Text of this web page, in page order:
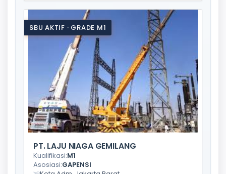
SBU AKTIF · GRADE M1
PT. LAJU NIAGA GEMILANG
Kualifikasi:M1
Asosiasi:GAPENSI